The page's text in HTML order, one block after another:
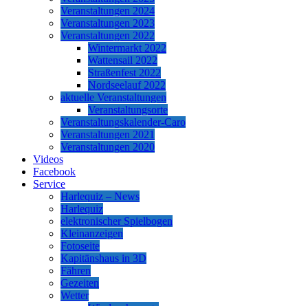
Veranstaltungen 2024
Veranstaltungen 2023
Veranstaltungen 2022
Wintermarkt 2022
Wattensail 2022
Straßenfest 2022
Nordseelauf 2022
aktuelle Veranstaltungen
Veranstaltungsorte
Veranstaltungskalender-Caro
Veranstaltungen 2021
Veranstaltungen 2020
Videos
Facebook
Service
Harlequiz – News
Harlequiz
elektronischer Spielbogen
Kleinanzeigen
Fotoseite
Kapitänshaus in 3D
Fähren
Gezeiten
Wetter